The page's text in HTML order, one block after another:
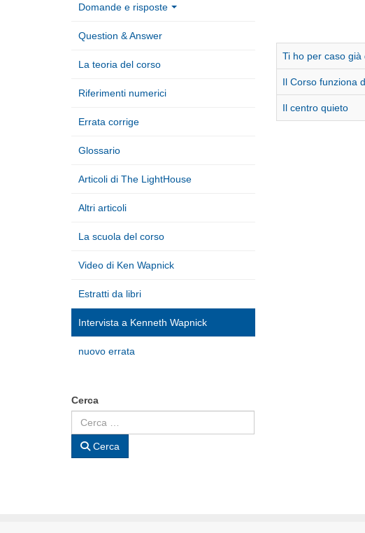
Ti ho per caso
Il Corso funziona
Il centro quieto
Domande e risposte
Question & Answer
La teoria del corso
Riferimenti numerici
Errata corrige
Glossario
Articoli di The LightHouse
Altri articoli
La scuola del corso
Video di Ken Wapnick
Estratti da libri
Intervista a Kenneth Wapnick
nuovo errata
Cerca
Cerca